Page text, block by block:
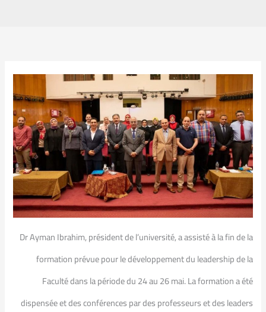
Dr Ayman Ibrahim, président de l’université, a assisté à la fin de la
formation prévue pour le développement du leadership de la
Faculté dans la période du 24 au 26 mai. La formation a été
dispensée et des conférences par des professeurs et des leaders